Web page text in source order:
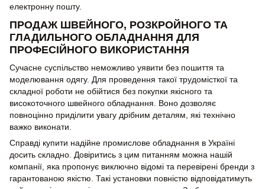
електронну пошту.
ПРОДАЖ ШВЕЙНОГО, РОЗКРОЙНОГО ТА
ГЛАДИЛЬНОГО ОБЛАДНАННЯ ДЛЯ
ПРОФЕСІЙНОГО ВИКОРИСТАННЯ
Сучасне суспільство неможливо уявити без пошиття та
моделювання одягу. Для проведення такої трудомісткої та
складної роботи не обійтися без покупки якісного та
високоточного швейного обладнання. Воно дозволяє
повноцінно приділити увагу дрібним деталям, які технічно
важко виконати.
Справді купити надійне промислове обладнання в Україні
досить складно. Довіритись з цим питанням можна нашій
компанії, яка пропонує виключно відомі та перевірені бренди з
гарантованою якістю. Такі установки повністю відповідатимуть